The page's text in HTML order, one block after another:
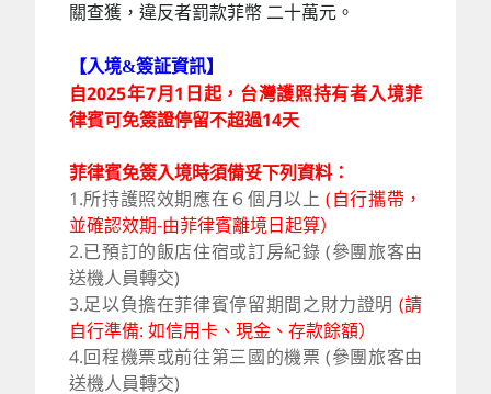
關查獲，違反者罰款菲幣 二十萬元。
【入境&簽証資訊】
自2025年7月1日起，台灣護照持有者入境菲
律賓可免簽證停留不超過14天
菲律賓免簽入境時須備妥下列資料：
1.所持護照效期應在６個月以上 (自行攜帶，
並確認效期-由菲律賓離境日起算）
2.已預訂的飯店住宿或訂房紀錄 (參團旅客由
送機人員轉交)
3.足以負擔在菲律賓停留期間之財力證明 (請
自行準備: 如信用卡、現金、存款餘額）
4.回程機票或前往第三國的機票 (參團旅客由
送機人員轉交)